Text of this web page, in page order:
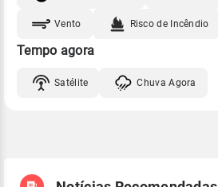
Vento Risco de Incêndio
Tempo agora
Satélite Chuva Agora